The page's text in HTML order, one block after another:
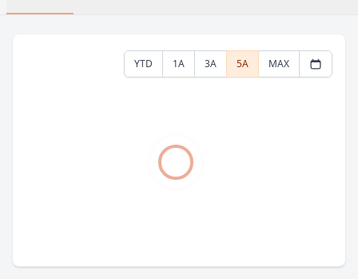
YTD 1A 3A 5A MAX